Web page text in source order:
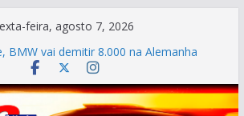
feira, agosto 7, 2026
BMW vai demitir 8.000 na Alemanha
os antigos no “Poços Classic
FILES #139 – Chevrolet Calibra